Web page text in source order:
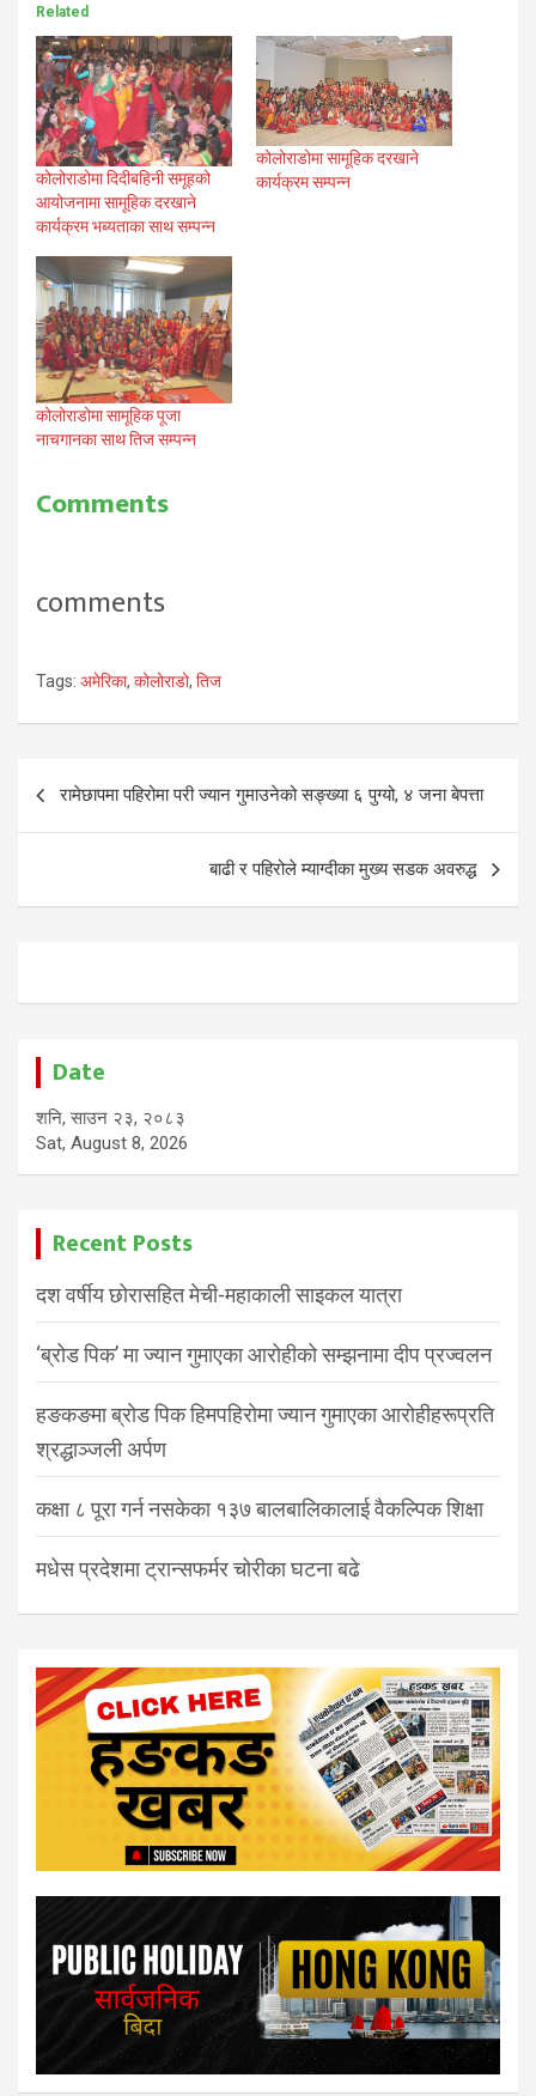
Related
कोलोराडोमा दिदीबहिनी समूहको
आयोजनामा सामूहिक दरखाने
कार्यक्रम भब्यताका साथ सम्पन्न
कोलोराडोमा सामूहिक दरखाने
कार्यक्रम सम्पन्न
कोलोराडोमा सामूहिक पूजा
नाचगानका साथ तिज सम्पन्न
Comments
comments
Tags: अमेरिका, कोलोराडो, तिज
Post
navigation
रामेछापमा पहिरोमा परी ज्यान गुमाउनेको सङ्ख्या ६ पुग्यो, ४ जना बेपत्ता
बाढी र पहिरोले म्याग्दीका मुख्य सडक अवरुद्ध
Date
शनि, साउन २३, २०८३
Sat, August 8, 2026
Recent Posts
दश वर्षीय छोरासहित मेची-महाकाली साइकल यात्रा
‘ब्रोड पिक’ मा ज्यान गुमाएका आरोहीको सम्झनामा दीप प्रज्वलन
हङकङमा ब्रोड पिक हिमपहिरोमा ज्यान गुमाएका आरोहीहरूप्रति
श्रद्धाञ्जली अर्पण
कक्षा ८ पूरा गर्न नसकेका १३७ बालबालिकालाई वैकल्पिक शिक्षा
मधेस प्रदेशमा ट्रान्सफर्मर चोरीका घटना बढे